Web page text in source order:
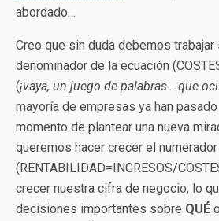
abordado…
Creo que sin duda debemos
denominador de la ecuación
(¡vaya, un juego de palabras… que
mayoría de empresas ya han
momento de plantear una nueva
queremos hacer crecer el numerador
(RENTABILIDAD=INGRESOS/
crecer nuestra cifra de negocio, lo
decisiones importantes sobre QUÉ